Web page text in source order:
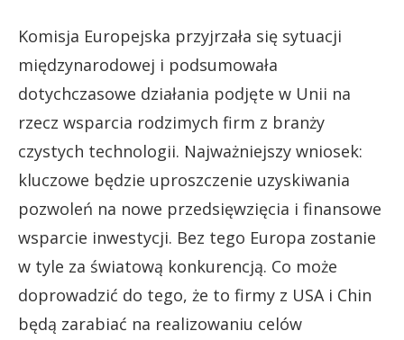
Komisja Europejska przyjrzała się sytuacji
międzynarodowej i podsumowała
dotychczasowe działania podjęte w Unii na
rzecz wsparcia rodzimych firm z branży
czystych technologii. Najważniejszy wniosek:
kluczowe będzie uproszczenie uzyskiwania
pozwoleń na nowe przedsięwzięcia i finansowe
wsparcie inwestycji. Bez tego Europa zostanie
w tyle za światową konkurencją. Co może
doprowadzić do tego, że to firmy z USA i Chin
będą zarabiać na realizowaniu celów